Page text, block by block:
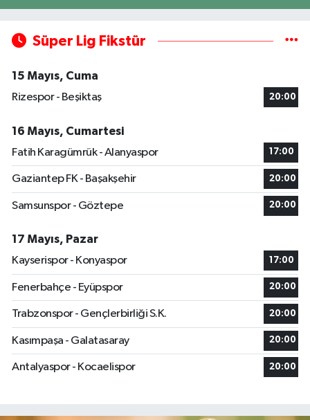
Süper Lig Fikstür
15 Mayıs, Cuma
Rizespor - Beşiktaş
20:00
16 Mayıs, Cumartesi
Fatih Karagümrük - Alanyaspor
17:00
Gaziantep FK - Başakşehir 20:00
Samsunspor - Göztepe 20:00
17 Mayıs, Pazar
Kayserispor - Konyaspor
17:00
Fenerbahçe - Eyüpspor 20:00
Trabzonspor - Gençlerbirliği S.K. 20:00
Kasımpaşa - Galatasaray 20:00
Antalyaspor - Kocaelispor 20:00